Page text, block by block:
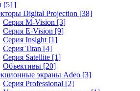
[51]
Digital Projection [38]
Серия M-Vision [3]
Серия E-Vision [9]
Серия Insight [1]
Серия Titan [4]
Серия Satellite [1]
Объективы [20]
экраны Adeo [3]
Серия Professional [2]